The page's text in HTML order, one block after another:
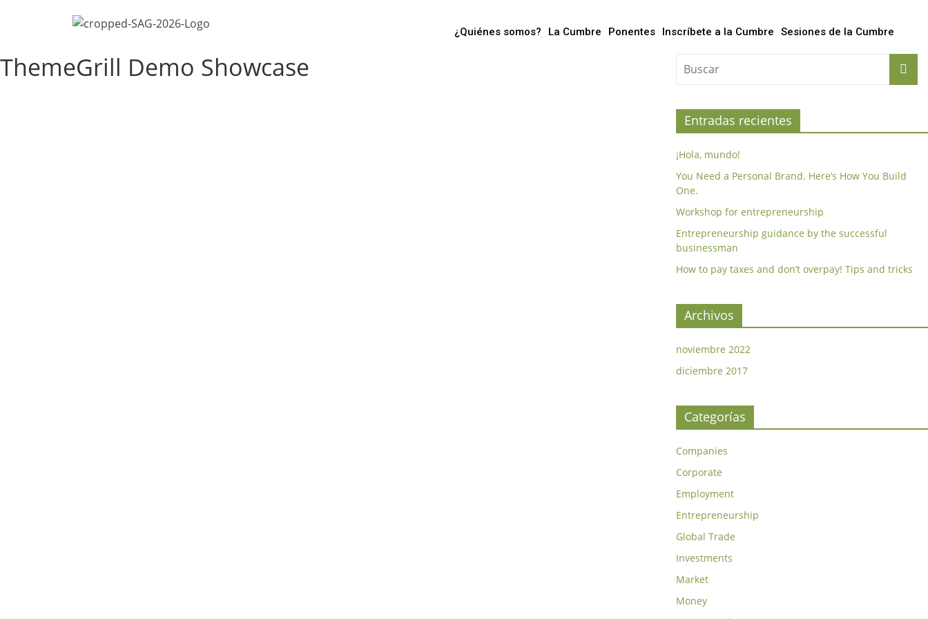
¿Quiénes somos? La Cumbre Ponentes Inscríbete a la Cumbre Sesiones de la Cumbre
ThemeGrill Demo Showcase
Entradas recientes
¡Hola, mundo!
You Need a Personal Brand. Here’s How You Build
One.
Workshop for entrepreneurship
Entrepreneurship guidance by the successful
businessman
How to pay taxes and don’t overpay! Tips and tricks
Archivos
noviembre 2022
diciembre 2017
Categorías
Companies
Corporate
Employment
Entrepreneurship
Global Trade
Investments
Market
Money